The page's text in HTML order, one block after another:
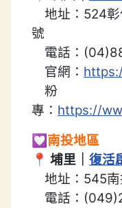
地址：524彰
號
電話：
官網：
粉
專： https://
💟南投地區
📍 埔里｜ 復活
地址：545南
電話：